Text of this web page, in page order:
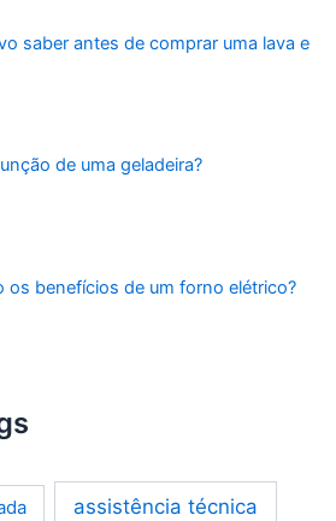
saber antes de comprar uma lava e
de uma geladeira?
os benefícios de um forno elétrico?
assistência técnica